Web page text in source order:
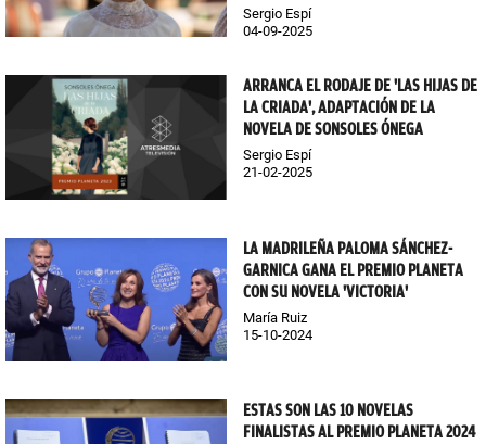
Sergio Espí
04-09-2025
ARRANCA EL RODAJE DE 'LAS HIJAS DE
LA CRIADA', ADAPTACIÓN DE LA
NOVELA DE SONSOLES ÓNEGA
Sergio Espí
21-02-2025
LA MADRILEÑA PALOMA SÁNCHEZ-
GARNICA GANA EL PREMIO PLANETA
CON SU NOVELA 'VICTORIA'
María Ruiz
15-10-2024
ESTAS SON LAS 10 NOVELAS
FINALISTAS AL PREMIO PLANETA 2024